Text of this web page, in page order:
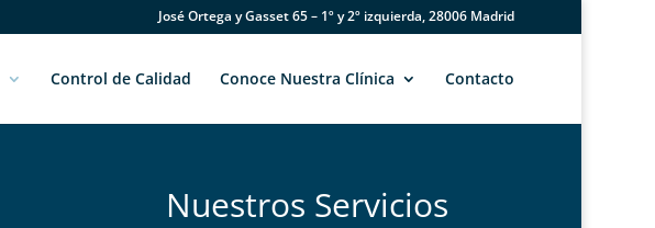
José Ortega y Gasset 65 – 1º y 2º izquierda, 28006 Madrid
Control de Calidad Conoce Nuestra Clínica Contacto
Nuestros Servicios